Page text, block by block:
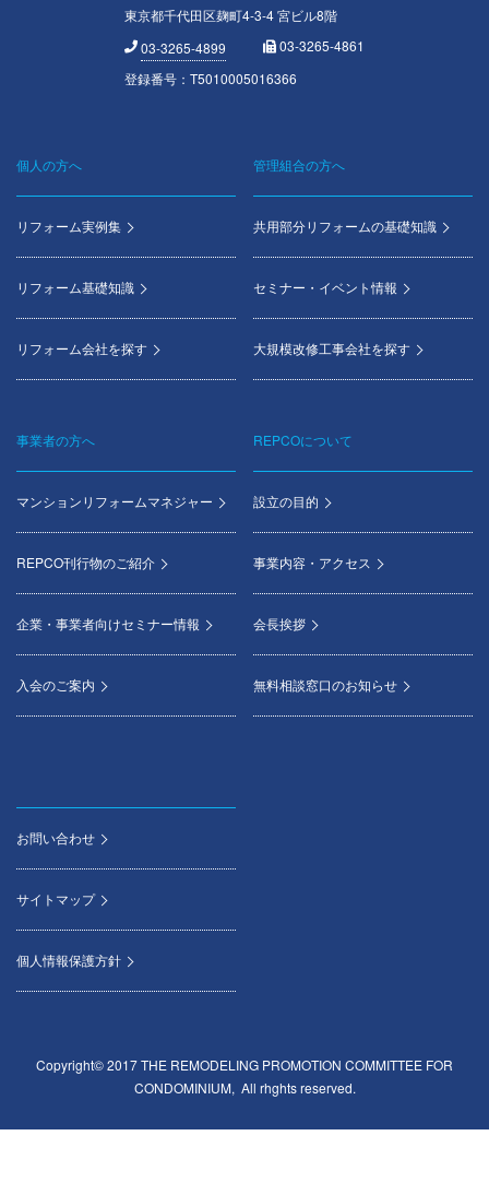
東京都千代田区麹町4-3-4 宮ビル8階
03-3265-4899
03-3265-4861
登録番号：T5010005016366
Footer
menu
個人の方へ
リフォーム実例集
リフォーム基礎知識
リフォーム会社を探す
管理組合の方へ
共用部分リフォームの基礎知識
セミナー・イベント情報
大規模改修工事会社を探す
事業者の方へ
マンションリフォームマネジャー
REPCO刊行物のご紹介
企業・事業者向けセミナー情報
入会のご案内
REPCOについて
設立の目的
事業内容・アクセス
会長挨拶
無料相談窓口のお知らせ
お問い合わせ
サイトマップ
個人情報保護方針
Copyright© 2017 THE REMODELING PROMOTION COMMITTEE FOR
CONDOMINIUM, All rhghts reserved.